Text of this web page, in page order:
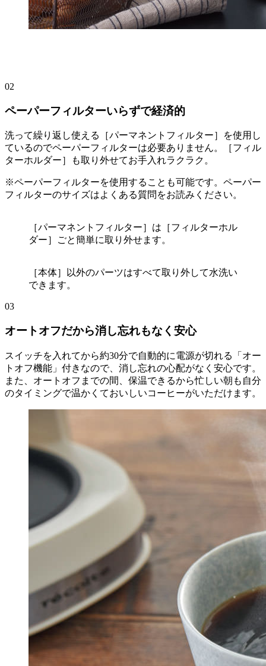
02
ペーパーフィルターいらずで経済的
洗って繰り返し使える［パーマネントフィルター］を使用し
ているのでペーパーフィルターは必要ありません。［フィル
ターホルダー］も取り外せてお手入れラクラク。
※ペーパーフィルターを使用することも可能です。ペーパー
フィルターのサイズはよくある質問をお読みください。
［パーマネントフィルター］は［フィルターホル
ダー］ごと簡単に取り外せます。
［本体］以外のパーツはすべて取り外して水洗い
できます。
03
オートオフだから消し忘れもなく安心
スイッチを入れてから約30分で自動的に電源が切れる「オー
トオフ機能」付きなので、消し忘れの心配がなく安心です。
また、オートオフまでの間、保温できるから忙しい朝も自分
のタイミングで温かくておいしいコーヒーがいただけます。